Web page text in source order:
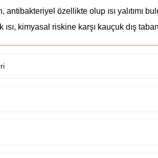
antibakteriyel özellikte olup ısı yalıtımı
ısı, kimyasal riskine karşı kauçuk dış